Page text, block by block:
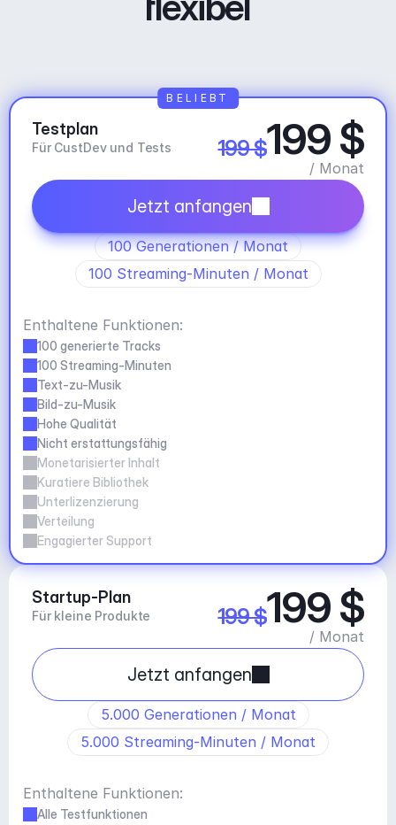
Testplan
Für CustDev und Tests 199 $199 $
/ Monat
Jetzt anfangen
100 Generationen / Monat
100 Streaming-Minuten / Monat
Enthaltene Funktionen:
100 generierte Tracks
100 Streaming-Minuten
Text-zu-Musik
Bild-zu-Musik
Hohe Qualität
Nicht erstattungsfähig
Monetarisierter Inhalt
Kuratiere Bibliothek
Unterlizenzierung
Verteilung
Engagierter Support
BELIEBT
Startup-Plan
Für kleine Produkte 199 $199 $
/ Monat
Jetzt anfangen
5.000 Generationen / Monat
5.000 Streaming-Minuten / Monat
Enthaltene Funktionen:
Alle Testfunktionen